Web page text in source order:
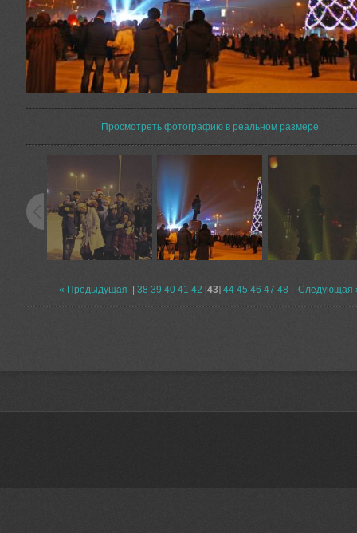
Просмотреть фотографию в реальном размере
« Предыдущая 38 39 40 41 42 [43] 44 45 46 47 48 Следующая